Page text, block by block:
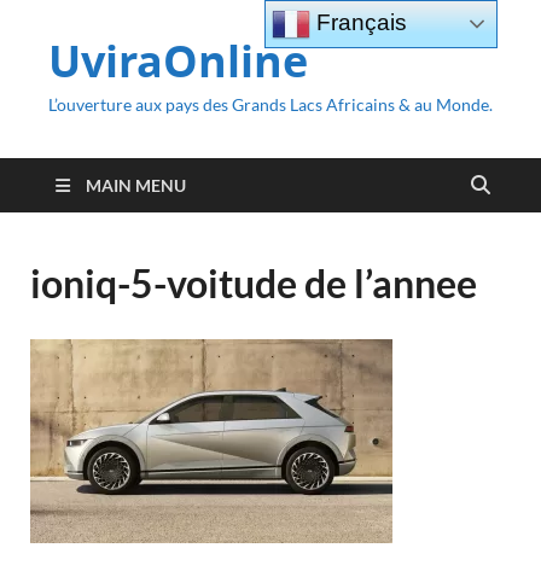
UviraOnline
L’ouverture aux pays des Grands Lacs Africains & au Monde.
MAIN MENU
ioniq-5-voitude de l’annee
Français